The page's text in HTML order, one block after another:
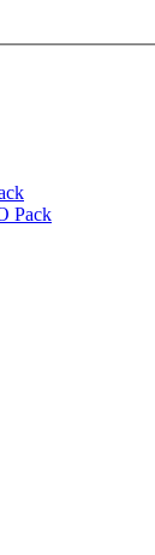
Pack